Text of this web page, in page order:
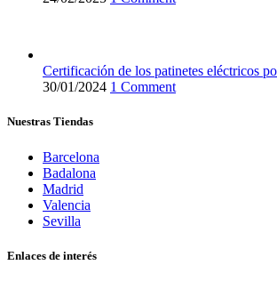
Certificación de los patinetes eléctricos
30/01/2024 1 Comment
Nuestras Tiendas
Barcelona
Badalona
Madrid
Valencia
Sevilla
Enlaces de interés